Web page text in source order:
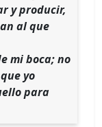
y producir,
al que
mi boca; no
yo
para